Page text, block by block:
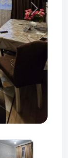
Next